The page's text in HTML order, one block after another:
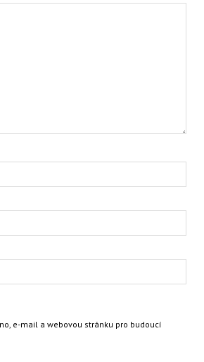
e-mail a webovou stránku pro budoucí